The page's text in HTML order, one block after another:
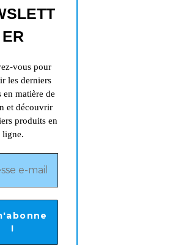
ER
vous pour
les derniers
en matière de
et découvrir
produits en
ligne.